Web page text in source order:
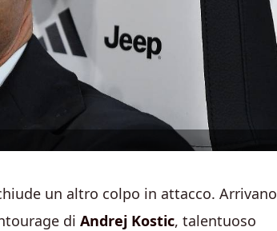
un altro colpo in attacco. Arrivano
di Andrej Kostic, talentuoso